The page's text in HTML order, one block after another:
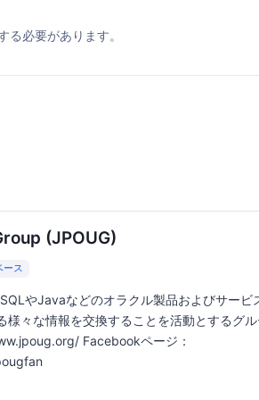
る必要があります。
(JPOUG)
ース
やJavaなどのオラクル製品およびサービ
様々な情報を交換することを活動とするグ
Facebookページ：